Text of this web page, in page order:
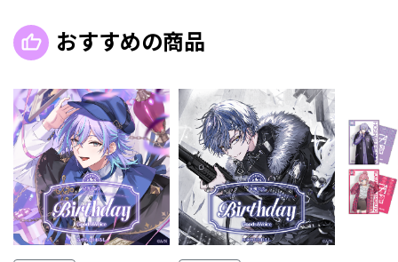
おすすめの商品